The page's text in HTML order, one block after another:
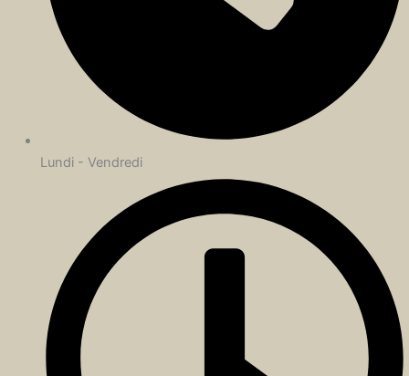
Lundi - Vendredi